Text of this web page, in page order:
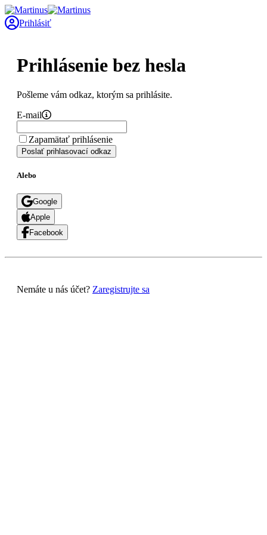
Prihlásiť
Prihlásenie bez hesla
Pošleme vám odkaz, ktorým sa prihlásite.
E-mail
Zapamätať prihlásenie
Poslať prihlasovací odkaz
Alebo
Google
Apple
Facebook
Nemáte u nás účet? Zaregistrujte sa